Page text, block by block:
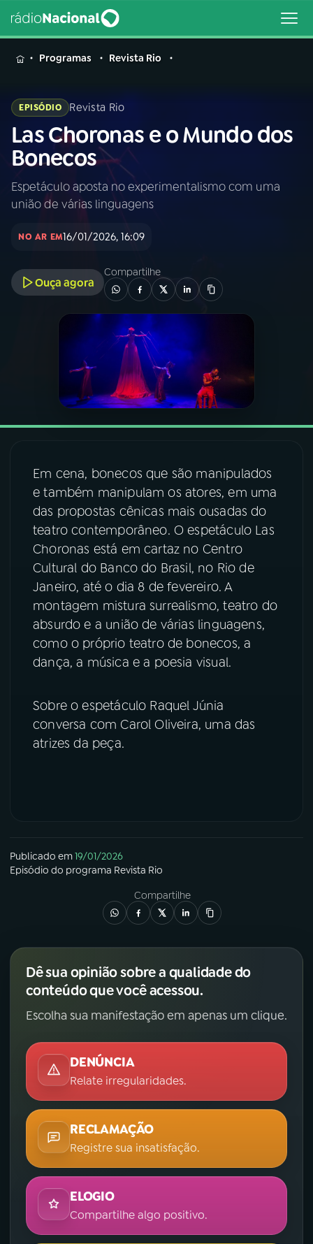
MENU
Buscar
na
Rádio
Nacional
AO VIVO
PROGRAMAÇÃO
PROGRAMAS
VIDEOCASTS
07ÚLTIMAS
ACOMPANHE A RÁDIO NACIONAL
TikTok
Programas Revista Rio
EPISÓDIO Revista Rio
Las Choronas e o Mundo dos
Bonecos
Espetáculo aposta no experimentalismo com uma
união de várias linguagens
NO AR EM16/01/2026, 16:09
Ouça agora
Compartilhe
Em cena, bonecos que são manipulados
e também manipulam os atores, em uma
das propostas cênicas mais ousadas do
teatro contemporâneo. O espetáculo Las
Choronas está em cartaz no Centro
Cultural do Banco do Brasil, no Rio de
Janeiro, até o dia 8 de fevereiro. A
montagem mistura surrealismo, teatro do
absurdo e a união de várias linguagens,
como o próprio teatro de bonecos, a
dança, a música e a poesia visual.
Sobre o espetáculo Raquel Júnia
conversa com Carol Oliveira, uma das
atrizes da peça.
Publicado em19/01/2026
Episódio do programa Revista Rio
Compartilhe
Dê sua opinião sobre a qualidade do
conteúdo que você acessou.
Escolha sua manifestação em apenas um clique.
DENÚNCIA
Relate irregularidades.
RECLAMAÇÃO
Registre sua insatisfação.
ELOGIO
Compartilhe algo positivo.